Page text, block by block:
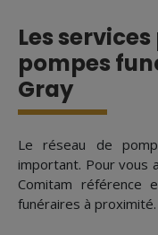
Les
pompes
Gray
Le réseau de
important. Pour vous
Comitam référence
funéraires à proximité.